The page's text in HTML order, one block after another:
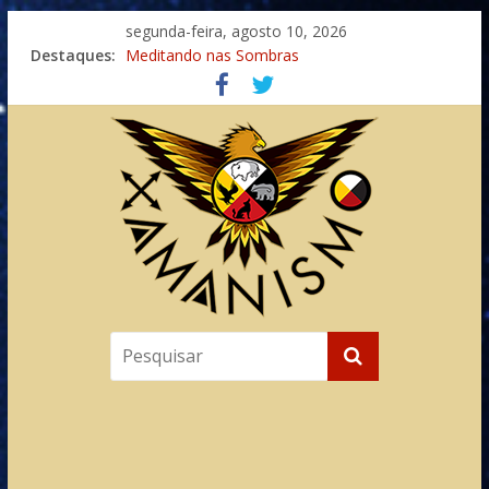
segunda-feira, agosto 10, 2026
Destaques: Meditando nas Sombras
Autosuficiência: A Jornada do Espírito Ancestral
Xamanismo Universal
Totens – Caminho Espiritual – Crescimento
Imaginação na Cura